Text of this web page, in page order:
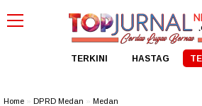
TERKINI HASTAG
Home DPRD Medan Medan